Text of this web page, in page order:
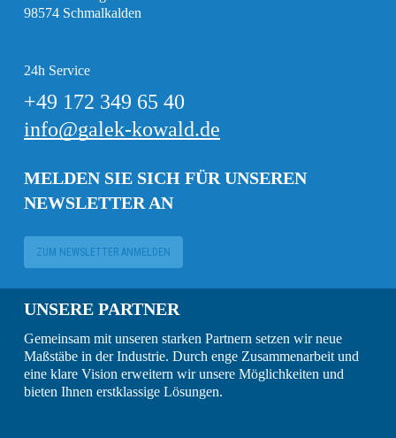
98574 Schmalkalden
24h Service
+49 172 349 65 40
info@galek-kowald.de
MELDEN SIE SICH FÜR UNSEREN
NEWSLETTER AN
ZUM NEWSLETTER ANMELDEN
UNSERE PARTNER
Gemeinsam mit unseren starken Partnern setzen wir neue
Maßstäbe in der Industrie. Durch enge Zusammenarbeit und
eine klare Vision erweitern wir unsere Möglichkeiten und
bieten Ihnen erstklassige Lösungen.